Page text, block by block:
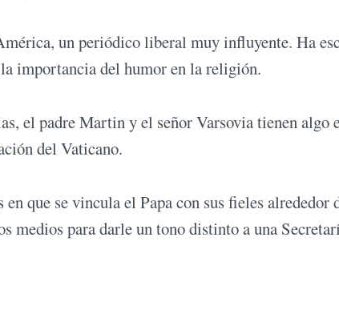
un periódico liberal muy influyente. Ha
importancia del humor en la religión.
el padre Martin y el señor Varsovia tienen algo
del Vaticano.
que se vincula el Papa con sus fieles alrededor
medios para darle un tono distinto a una